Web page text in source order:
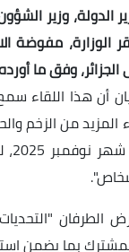
الدولة، وزير
الوزارة، مفوضة
وفق ما أورده
أن هذا اللقاء
من الزخم
الطرفان
بما يضمن